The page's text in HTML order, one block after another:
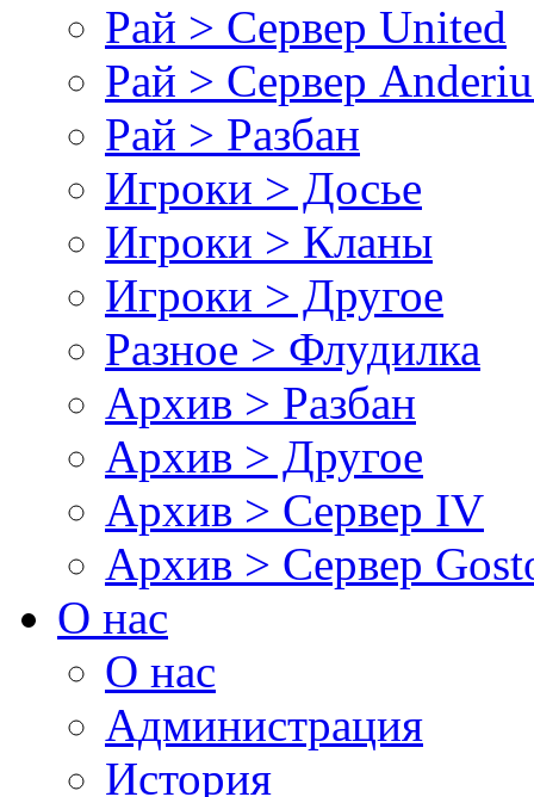
Рай > Сервер United
Рай > Сервер
Рай > Разбан
Игроки > Досье
Игроки > Кланы
Игроки > Другое
Разное > Флудилка
Архив > Разбан
Архив > Другое
Архив > Сервер IV
Архив > Сервер
О нас
О нас
Администрация
История